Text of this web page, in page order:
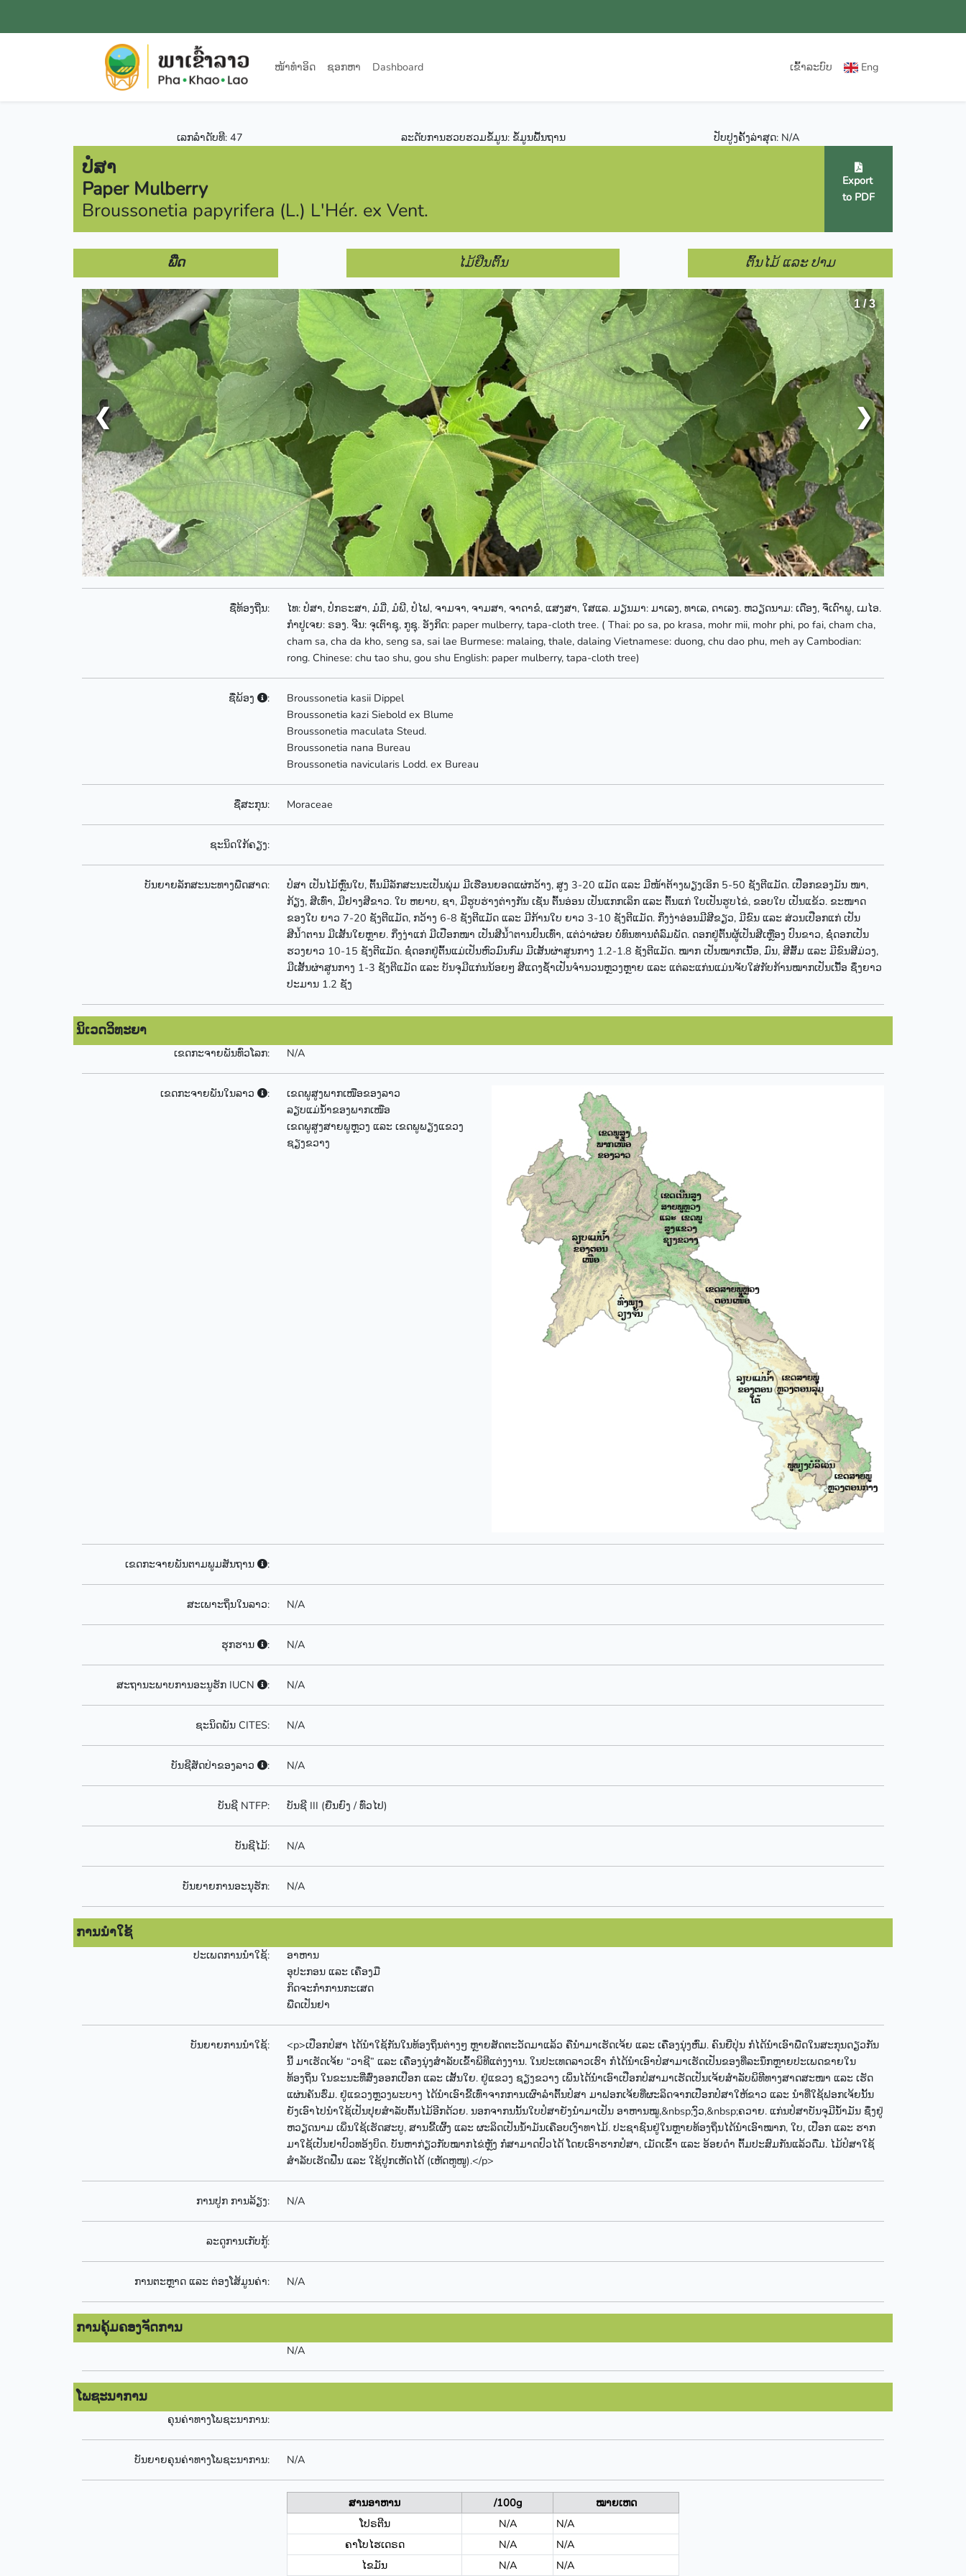
ໜ້າທຳອິດ ຊອກຫາ Dashboard ເຂົ້າລະບົບ Eng
ເລກລຳດັບທີ: 47 ລະດັບການຮວບຮວມຂໍ້ມູນ: ຂໍ້ມູນພື້ນຖານ ປັບປູງຄັ້ງລ່າສຸດ: N/A
ປໍສາ
Paper Mulberry
Broussonetia papyrifera (L.) L'Hér. ex Vent.
Export
to PDF
ພືດ ໄມ້ຢືນຕົ້ນ ຕົ້ນໄມ້ ແລະ ປາມ
1 / 3
❮ ❯
ຊື່ທ້ອງຖີ່ນ:
ໄທ: ປໍສາ, ປໍກຣະສາ, ມໍມີ່, ມໍພີ, ປໍໄຟ, ຈາມຈາ, ຈາມສາ, ຈາດາຂໍ, ແສງສາ, ໃສແລ. ມຽນມາ: ມາເລງ, ທາເລ, ດາເລງ. ຫວຽດນາມ: ເດືອງ, ຈຶເດົາພູ, ເມໄອ.
ກຳປູເຈຍ: ຣອງ. ຈີນ: ຈຸເຕົາຊຸ, ກູຊຸ. ອັງກິດ: paper mulberry, tapa-cloth tree. ( Thai: po sa, po krasa, mohr mii, mohr phi, po fai, cham cha,
cham sa, cha da kho, seng sa, sai lae Burmese: malaing, thale, dalaing Vietnamese: duong, chu dao phu, meh ay Cambodian:
rong. Chinese: chu tao shu, gou shu English: paper mulberry, tapa-cloth tree)
ຊື່ພ້ອງ :
Broussonetia kasii Dippel
Broussonetia kazi Siebold ex Blume
Broussonetia maculata Steud.
Broussonetia nana Bureau
Broussonetia navicularis Lodd. ex Bureau
ຊື່ສະກຸນ: Moraceae
ຊະນິດໃກ້ຄຽງ:
ບັນຍາຍລັກສະນະທາງພືດສາດ:
ປໍສາ ເປັນໄມ້ຫຼົ່ນໃບ, ຕົ້ນມີລັກສະນະເປັນພຸ່ມ ມີເຮືອນຍອດແຜ່ກວ້າງ, ສູງ 3-20 ແມັດ ແລະ ມີໜ້າຕ້າງພຽງເອິກ 5-50 ຊັງຕີແມັດ. ເປືອກຂອງມັນ ໜາ,
ກ້ຽງ, ສີເທົ່າ, ມີຢາງສີຂາວ. ໃບ ຫຍາບ, ຊາ, ມີຮູບຮ່າງຕ່າງກັນ ເຊັ່ນ ຕົ້ນອ່ອນ ເປັນແກກເລິກ ແລະ ຕົ້ນແກ່ ໃບເປັນຮູບໄຂ່, ຂອບໃບ ເປັນແຂ້ວ. ຂະໜາດ
ຂອງໃບ ຍາວ 7-20 ຊັງຕີແມັດ, ກວ້າງ 6-8 ຊັງຕີແມັດ ແລະ ມີກ້ານໃບ ຍາວ 3-10 ຊັງຕີແມັດ. ກິ່ງງ່າອ່ອນມີສີຂຽວ, ມີຂົນ ແລະ ສ່ວນເປືອກແກ່ ເປັນ
ສີນ้ำຕານ ມີເສັ້ນໃຍຫຼາຍ. ກິ່ງງ່າແກ່ ມີເປືອກໜາ ເປັນສີນ้ำຕານປົນເທົ່າ, ແຕ່ວ່າຜ່ອຍ ບໍ່ທົນທານຕໍ່ລົມພັດ. ດອກຢູ່ຕົ້ນຜູ້ເປັນສີເຫຼືອງ ປົນຂາວ, ຊໍ່ດອກເປັນ
ຮວງຍາວ 10-15 ຊັງຕີແມັດ. ຊໍ່ດອກຢູ່ຕົ້ນແມ່ເປັນຫົວມົນກົມ ມີເສັ້ນຜ່າສູນກາງ 1.2-1.8 ຊັງຕີແມັດ. ໝາກ ເປັນໝາກເນື້ອ, ມົນ, ສີສົ້ມ ແລະ ມີຂົນສີມ່ວງ,
ມີເສັ້ນຜ່າສູນກາງ 1-3 ຊັງຕີແມັດ ແລະ ບັນຈຸມີແກ່ນນ້ອຍໆ ສີແດງຊ້ຳເປັນຈຳນວນຫຼວງຫຼາຍ ແລະ ແຕ່ລະແກ່ນແມ່ນຈັບໃສ່ກັບກ້ານໝາກເປັນເນື້ອ ຊຶ່ງຍາວ
ປະມານ 1.2 ຊັງ
ນິເວດວິທະຍາ
ເຂດກະຈາຍພັນທົ່ວໂລກ: N/A
ເຂດກະຈາຍພັນໃນລາວ :
ເຂດພູສູງພາກເໜືອຂອງລາວ
ລຽບແມ່ນ້ຳຂອງພາກເໜືອ
ເຂດພູສູງສາຍພູຫຼວງ ແລະ ເຂດພູພຽງແຂວງ
ຊຽງຂວາງ
ເຂດກະຈາຍພັນຕາມພູມສັນຖານ :
ສະເພາະຖິ່ນໃນລາວ: N/A
ຮຸກຮານ : N/A
ສະຖານະພາບການອະນູຮັກ IUCN : N/A
ຊະນິດພັນ CITES: N/A
ບັນຊີສັດປ່າຂອງລາວ : N/A
ບັນຊີ NTFP: ບັນຊີ III (ຍືນຍົງ / ທົ່ວໄປ)
ບັນຊີໄມ້: N/A
ບັນຍາຍການອະນຸຮັກ: N/A
ການນຳໃຊ້
ປະເພດການນຳໃຊ້:
ອາຫານ
ອຸປະກອນ ແລະ ເຄື່ອງມື
ກິດຈະກຳການກະເສດ
ພືດເປັນຢາ
ບັນຍາຍການນຳໃຊ້:
<p>ເປືອກປໍສາ ໄດ້ນຳໃຊ້ກັນໃນທ້ອງຖິ່ນຕ່າງໆ ຫຼາຍສັດຕະວັດມາແລ້ວ ຄືນຳມາເຮັດເຈ້ຍ ແລະ ເຄື່ອງນຸ່ງຫົ່ມ. ຄົນຍີ່ປຸ່ນ ກໍໄດ້ນຳເອົາພືດໃນສະກຸນດຽວກັນ
ນີ້ ມາເຮັດເຈ້ຍ “ວາຊີ” ແລະ ເຄື່ອງນຸ່ງສຳລັບເຂົ້າພິທີແຕ່ງງານ. ໃນປະເທດລາວເຮົາ ກໍໄດ້ນຳເອົາປໍສາມາເຮັດເປັນຂອງທີ່ລະນຶກຫຼາຍປະເພດຂາຍໃນ
ທ້ອງຖິ່ນ ໃນຂະນະທີ່ສົ່ງອອກເປືອກ ແລະ ເສັ້ນໃຍ. ຢູ່ແຂວງ ຊຽງຂວາງ ເພິ່ນໄດ້ນຳເອົາເປືອກປໍສາມາເຮັດເປັນເຈ້ຍສຳລັບພິທີທາງສາດສະໜາ ແລະ ເຮັດ
ແຜ່ນຄັນຮົ່ມ. ຢູ່ແຂວງຫຼວງພະບາງ ໄດ້ນຳເອົາຂີ້ເທົ່າຈາກການເຜົາລຳຕົ້ນປໍສາ ມາຟອກເຈ້ຍທີ່ຜະລິດຈາກເປືອກປໍສາໃຫ້ຂາວ ແລະ ນຳທີ່ໃຊ້ຟອກເຈ້ຍນັ້ນ
ຍັງເອົາໄປນຳໃຊ້ເປັນປຸຍສຳລັບຕົ້ນໄມ້ອີກດ້ວຍ. ນອກຈາກນນັ້ນໃບປໍສາຍັງນຳມາເປັນ ອາຫານໝູ,&nbsp;ງົວ,&nbsp;ຄວາຍ. ແກ່ນປໍສາບັນຈຸມີນ້ຳມັນ ຊຶ່ງຢູ່
ຫວຽດນາມ ເພິ່ນໃຊ້ເຮັດສະບູ, ສານຂີ້ເຜິ້ງ ແລະ ຜະລິດເປັນນ້ຳມັນເຄືອບເງົາທາໄມ້. ປະຊາຊົນຢູ່ໃນຫຼາຍທ້ອງຖິ່ນໄດ້ນຳເອົາໝາກ, ໃບ, ເປືອກ ແລະ ຮາກ
ມາໃຊ້ເປັນຢາປົວທອ້ງບິດ. ບັນຫາກ່ຽວກັບໝາກໄຂ່ຫຼັງ ກໍສາມາດປົວໄດ້ ໂດຍເອົາຮາກປໍສາ, ເມັດເຂົ້າ ແລະ ອ້ອຍດຳ ຕົ້ມປະສົມກັນແລ້ວດື່ມ. ໄມ້ປໍສາໃຊ້
ສຳລັບເຮັດຟືນ ແລະ ໃຊ້ປູກເຫັດໄດ້ (ເຫັດຫູໜູ).</p>
ການປູກ ການລ້ຽງ: N/A
ລະດູການເກັບກູ້:
ການຕະຫຼາດ ແລະ ຕ່ອງໂສ້ມູນຄ່າ: N/A
ການຄຸ້ມຄອງຈັດການ
N/A
ໂພຊະນາການ
ຄຸນຄ່າທາງໂພຊະນາການ:
ບັນຍາຍຄຸນຄ່າທາງໂພຊະນາການ: N/A
ສານອາຫານ /100g
ໝາຍເຫດ
ໂປຣຕີນ
N/A
N/A
ຄາໂບໄຮເດຣດ
N/A
N/A
ໄຂມັນ
N/A N/A